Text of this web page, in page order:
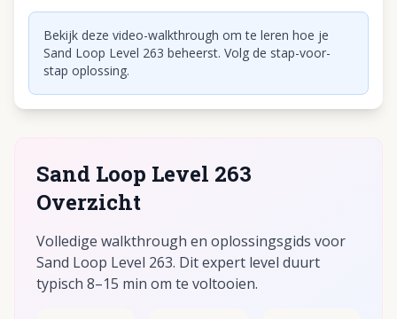
Bekijk deze video-walkthrough om te leren hoe je
Sand Loop Level 263 beheerst. Volg de stap-voor-
stap oplossing.
Sand Loop Level 263
Overzicht
Volledige walkthrough en oplossingsgids voor
Sand Loop Level 263. Dit expert level duurt
typisch 8–15 min om te voltooien.